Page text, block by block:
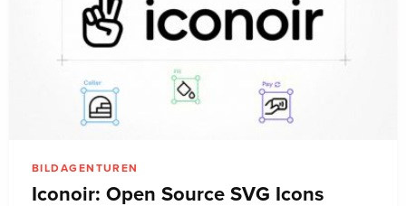
BILDAGENTUREN
Iconoir: Open Source SVG Icons